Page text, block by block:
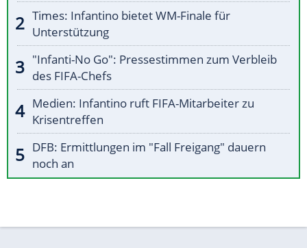
Times: Infantino bietet WM-Finale für
Unterstützung
"Infanti-No Go": Pressestimmen zum Verbleib
des FIFA-Chefs
Medien: Infantino ruft FIFA-Mitarbeiter zu
Krisentreffen
DFB: Ermittlungen im "Fall Freigang" dauern
noch an